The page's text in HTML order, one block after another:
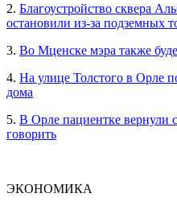
2. Благоустройство сквера
остановили из-за подземных
3. Во Мценске мэра также
4. На улице Толстого в Орле
дома
5. В Орле пациентке вернули
говорить
ЭКОНОМИКА